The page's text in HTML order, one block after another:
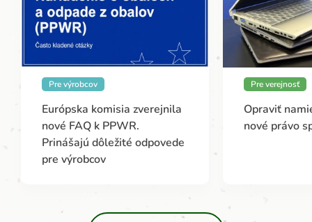
Pre výrobcov
Európska komisia zverejnila
nové FAQ k PPWR.
Prinášajú dôležité odpovede
pre výrobcov
Pre verejnosť
Opraviť
nové právo